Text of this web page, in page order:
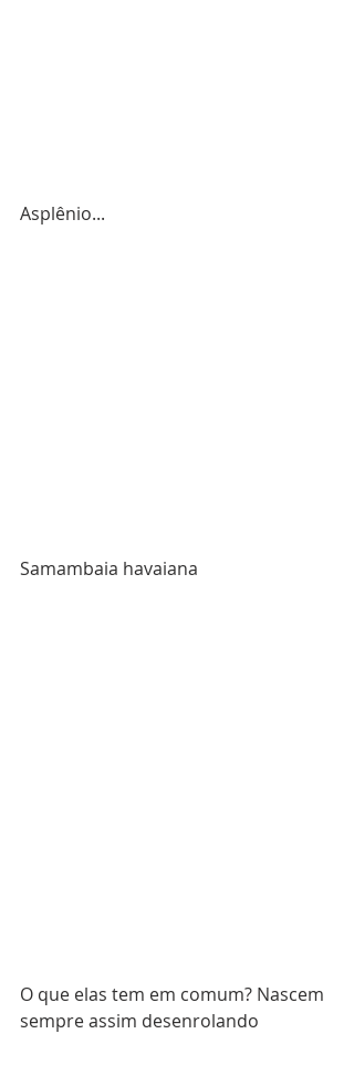
Asplênio...
Samambaia havaiana
O que elas tem em comum? Nascem
sempre assim desenrolando